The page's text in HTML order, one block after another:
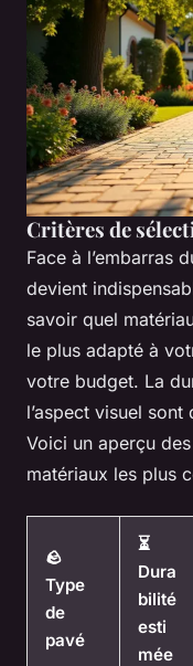
Critères de
Face à l’embarras
devient
savoir quel
le plus adapté à
votre budget. La
l’aspect visuel
Voici un aperçu
matériaux les plus
🪨
Type
de
pavé
⏳
Dura
bilité
esti
mée